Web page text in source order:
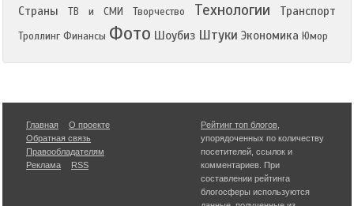
Страны
ТВ и СМИ Творчество Технологии Транспорт
Троллинг Финансы Фото Шоубиз Штуки Экономика Юмор
Главная
О проекте
Обратная связь
Правообладателям
Реклама
RSS
Рейтинг топ блогов
упорядоченных по количеству
посетителей, ссылок и
комментариев. При
составлении рейтинга
блогосферы используются